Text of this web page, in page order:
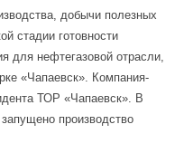
добычи полезных
стадии готовности
для нефтегазовой отрасли,
«Чапаевск». Компания-
ТОР «Чапаевск». В
производство